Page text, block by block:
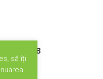
2018
să îți